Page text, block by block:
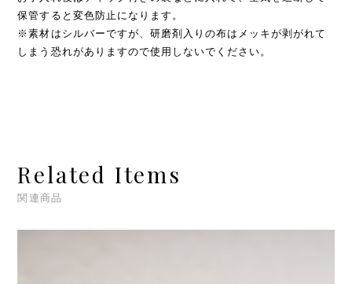
保管すると変色防止になります。
※素材はシルバーですが、研磨剤入りの布はメッキが剥がれて
しまう恐れがありますので使用しないでください。
Related Items
関連商品